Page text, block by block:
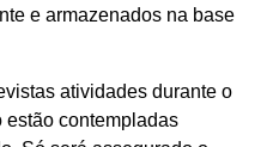
e armazenados na base
atividades durante o
estão contempladas